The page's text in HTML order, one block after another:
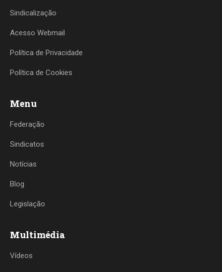
Sindicalização
Acesso Webmail
Política de Privacidade
Política de Cookies
Menu
Federação
Sindicatos
Notícias
Blog
Legislação
Multimédia
Vídeos